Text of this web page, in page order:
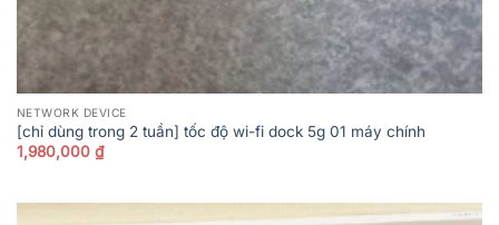
NETWORK DEVICE
[chỉ dùng trong 2 tuần] tốc độ wi-fi dock 5g 01 máy chính
1,980,000 ₫